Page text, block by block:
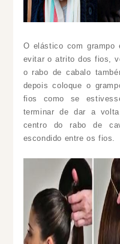
O elástico com grampo
evitar o atrito dos fios,
o rabo de cabalo
depois coloque o
fios como se
terminar de dar a
centro do rabo de
escondido entre os fios.